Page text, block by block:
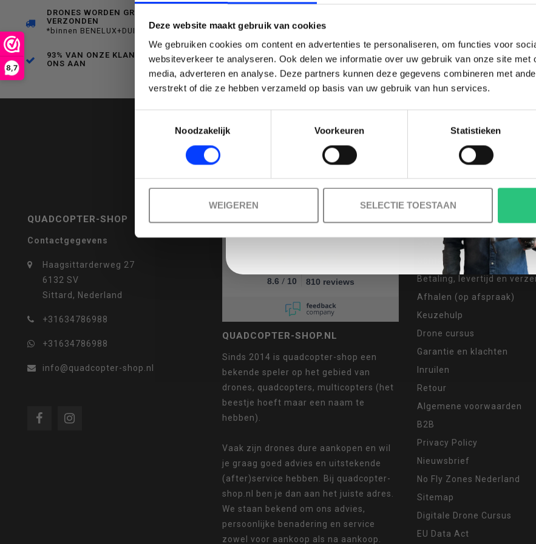
Deze website maakt gebruik van cookies
We gebruiken cookies om content en advertenties te personaliseren, om functies voor
websiteverkeer te analyseren. Ook delen we informatie over uw gebruik van onze site met
media, adverteren en analyse. Deze partners kunnen deze gegevens combineren met
verstrekt of die ze hebben verzameld op basis van uw gebruik van hun services.
Noodzakelijk
Voorkeuren Statistieken
WEIGEREN SELECTIE TOESTAAN
8,7
een
beschikbaar
DRONES WORDEN GRATIS
VERZONDEN
*binnen BENELUX+DUITSLAND
93% VAN ONZE KLANTEN BEVEELT
ONS AAN
QUADCOPTER-SHOP
Contactgegevens
Haagsittarderweg 27
6132 SV
Sittard, Nederland
+31634786988
+31634786988
info@quadcopter-shop.nl
REVIEWS
8.6 / 10 810 reviews
QUADCOPTER-SHOP.NL
Sinds 2014 is quadcopter-shop een
bekende speler op het gebied van
drones, quadcopters, multicopters (het
beestje hoeft maar een naam te
hebben).
Vaak zijn drones dure aankopen en wil
je graag goed advies en uitstekende
(after)service hebben. Bij quadcopter-
shop.nl ben je dan aan het juiste adres.
We staan bekend om ons advies,
persoonlijke benadering en service
zowel voor aankoop als na aankoop.
INFORMATIE
Over ons
Contact
Betaling, levertijd en
Afhalen (op afspraak)
Keuzehulp
Drone cursus
Garantie en klachten
Inruilen
Retour
Algemene voorwaarden
B2B
Privacy Policy
Nieuwsbrief
No Fly Zones Nederland
Sitemap
Digitale Drone Cursus
EU Data Act
BESTELLING!
Ontvang je welkomstkorting tot 15 euro.
Minimale besteding 100 euro .
Email